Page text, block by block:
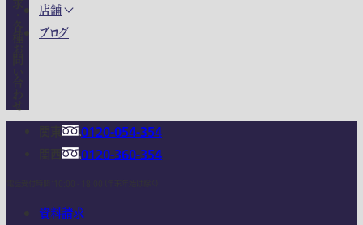
店舗
ブログ
0120-054-354
0120-360-354
資料請求